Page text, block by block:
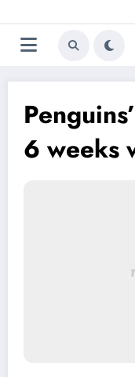
au
contenu
6 weeks